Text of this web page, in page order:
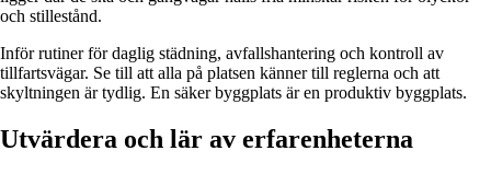
och stillestånd.
Inför rutiner för daglig städning, avfallshantering och kontroll av
tillfartsvägar. Se till att alla på platsen känner till reglerna och att
skyltningen är tydlig. En säker byggplats är en produktiv byggplats.
Utvärdera och lär av erfarenheterna